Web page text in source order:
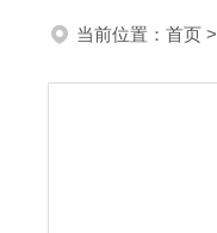
当前位置： 首页 >